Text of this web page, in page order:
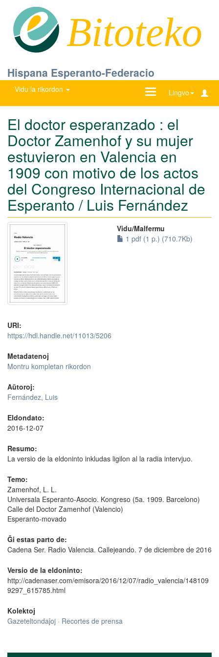
Bitoteko
Hispana Esperanto-Federacio
Vidu la rikordon Lingvo
Ŝanĝu
El doctor esperanzado : el
Doctor Zamenhof y su mujer
estuvieron en Valencia en
1909 con motivo de los actos
del Congreso Internacional de
Esperanto / Luis Fernández
Vidu/Malfermu
1 pdf (1 p.) (710.7Kb)
URI:
https://hdl.handle.net/11013/5206
Metadatenoj
Montru kompletan rikordon
Aŭtoroj:
Fernández, Luis
Eldondato:
2016-12-07
Resumo:
La versio de la eldoninto inkludas ligilon al la radia intervjuo.
Temo:
Zamenhof, L. L.
Universala Esperanto-Asocio. Kongreso (5a. 1909. Barcelono)
Calle del Doctor Zamenhof (Valencio)
Esperanto-movado
Ĝi estas parto de:
Cadena Ser. Radio Valencia. Callejeando. 7 de diciembre de 2016
Versio de la eldoninto:
http://cadenaser.com/emisora/2016/12/07/radio_valencia/148109
9297_615785.html
Kolektoj
Gazeteltondaĵoj · Recortes de prensa